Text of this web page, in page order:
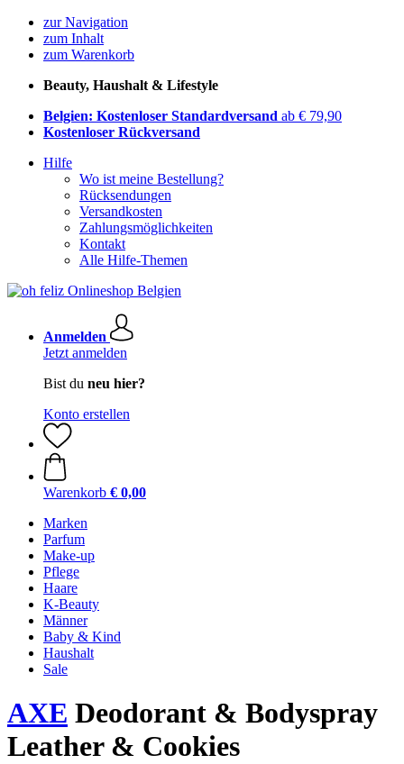
zur Navigation
zum Inhalt
zum Warenkorb
Beauty, Haushalt & Lifestyle
Belgien: Kostenloser Standardversand ab € 79,90
Kostenloser Rückversand
Hilfe
Wo ist meine Bestellung?
Rücksendungen
Versandkosten
Zahlungsmöglichkeiten
Kontakt
Alle Hilfe-Themen
Anmelden
Jetzt anmelden
Bist du neu hier?
Konto erstellen
Warenkorb € 0,00
Marken
Parfum
Make-up
Pflege
Haare
K-Beauty
Männer
Baby & Kind
Haushalt
Sale
AXE Deodorant & Bodyspray
Leather & Cookies